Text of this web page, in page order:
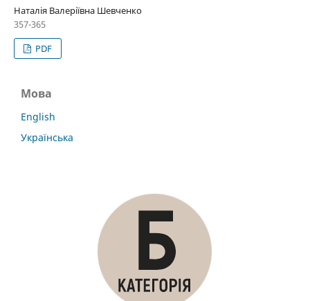
Наталія Валеріївна Шевченко
357-365
PDF
Мова
English
Українська